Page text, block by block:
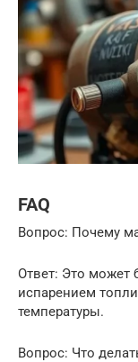
FAQ
Вопрос: Почему
Ответ: Это может
испарением
температуры.
Вопрос: Что